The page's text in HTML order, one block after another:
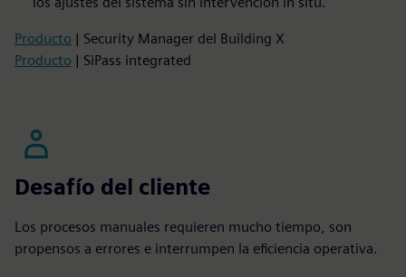
Producto | Security Manager del Building X
Producto | SiPass integrated
Desafío del cliente
Los procesos manuales requieren mucho tiempo, son
propensos a errores e interrumpen la eficiencia operativa.